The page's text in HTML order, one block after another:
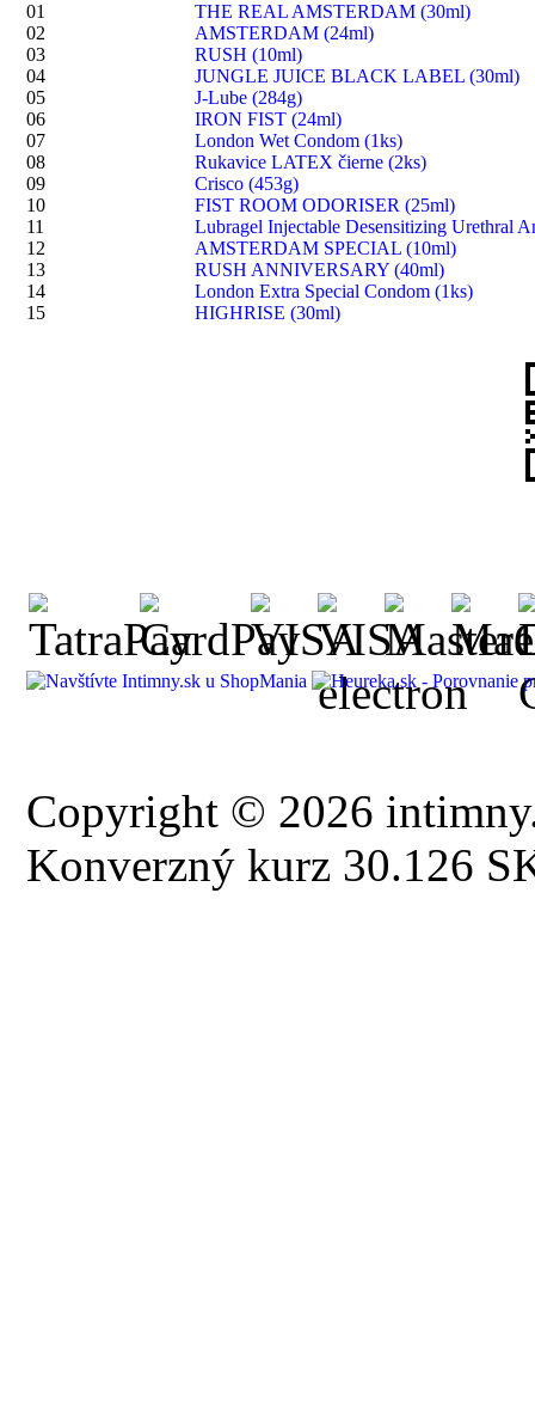
01
THE REAL AMSTERDAM (30ml)
02
AMSTERDAM (24ml)
03
RUSH (10ml)
04
JUNGLE JUICE BLACK LABEL (30ml)
05
J-Lube (284g)
06
IRON FIST (24ml)
07
London Wet Condom (1ks)
08
Rukavice LATEX čierne (2ks)
09
Crisco (453g)
10
FIST ROOM ODORISER (25ml)
11
Lubragel Injectable Desensitizing Urethral
12
AMSTERDAM SPECIAL (10ml)
13
RUSH ANNIVERSARY (40ml)
14
London Extra Special Condom (1ks)
15
HIGHRISE (30ml)
Copyright © 2026
Konverzný kurz 30.126